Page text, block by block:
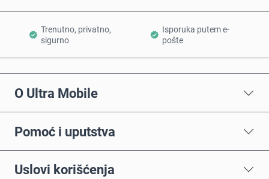
Trenutno, privatno,
sigurno
Isporuka putem e-
pošte
O Ultra Mobile
Pomoć i uputstva
Uslovi korišćenja